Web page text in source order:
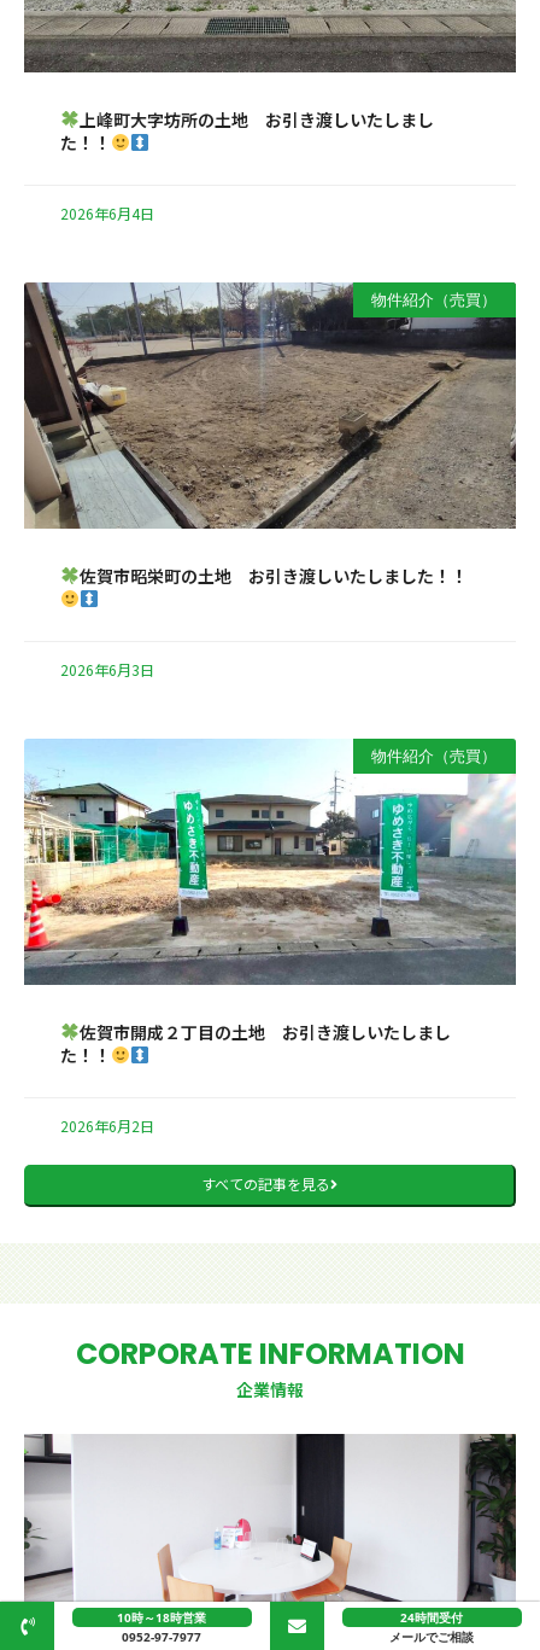
上峰町大字坊所の土地 お引き渡しいたしまし
た！！
2026年6月4日
物件紹介（売買）
佐賀市昭栄町の土地 お引き渡しいたしました！！
2026年6月3日
物件紹介（売買）
佐賀市開成２丁目の土地 お引き渡しいたしまし
た！！
2026年6月2日
すべての記事を見る
CORPORATE INFORMATION
企業情報
10時～18時営業
0952-97-7977
24時間受付
メールでご相談